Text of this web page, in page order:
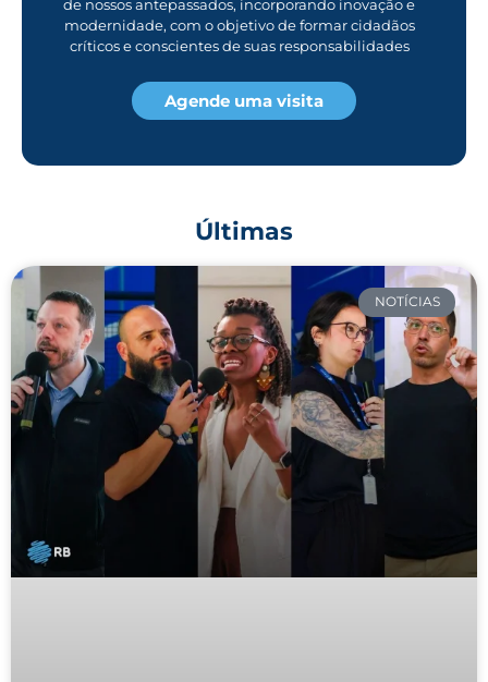
de nossos antepassados, incorporando inovação e
modernidade, com o objetivo de formar cidadãos
críticos e conscientes de suas responsabilidades
Agende uma visita
Últimas
NOTÍCIAS